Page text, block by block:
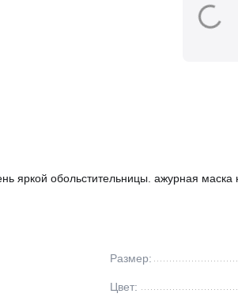
яркой обольстительницы. ажурная
Размер:
Цвет: